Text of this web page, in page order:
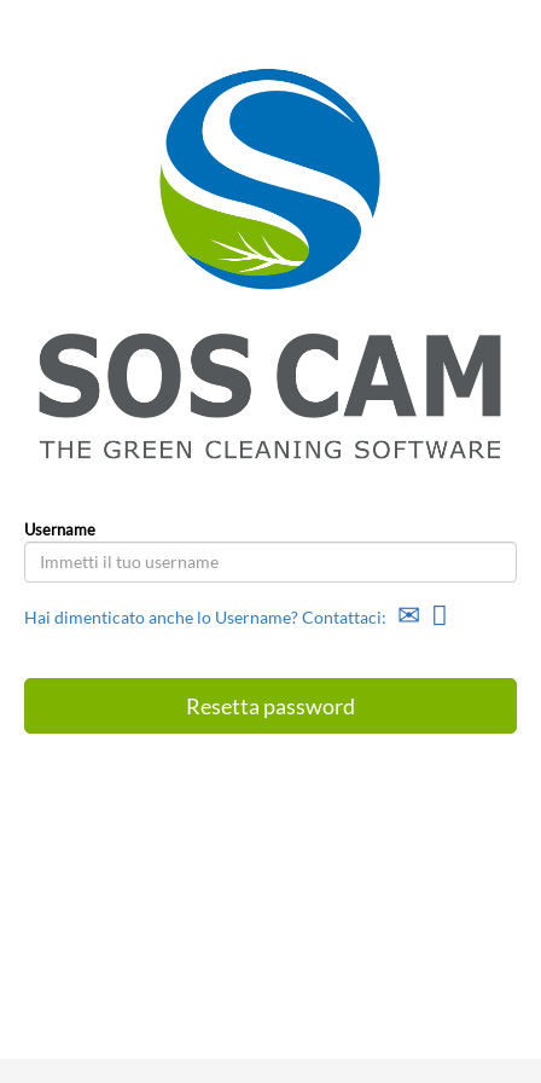
Username
Hai dimenticato anche lo Username? Contattaci: